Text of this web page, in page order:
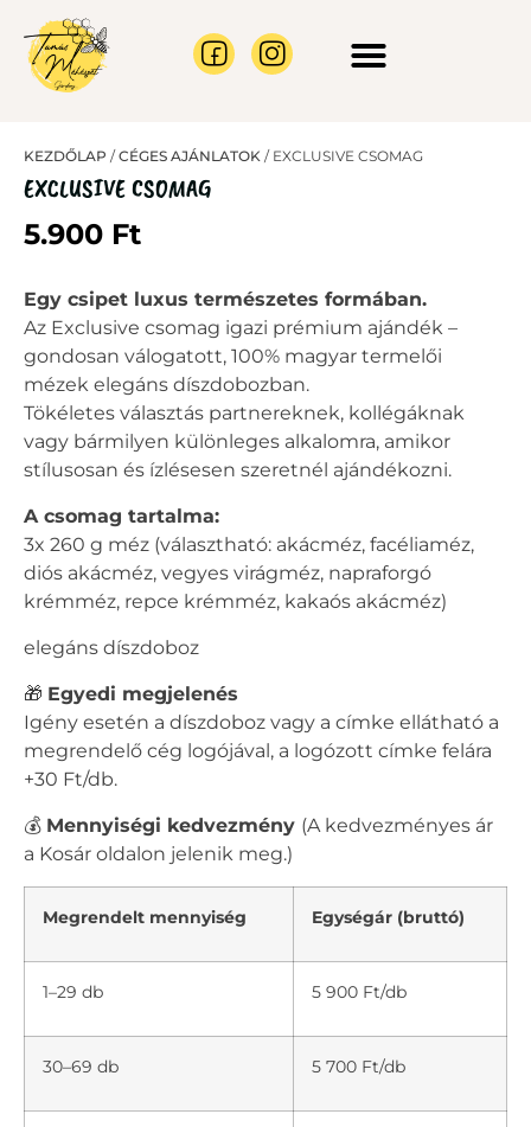
KEZDŐLAP /CÉGES AJÁNLATOK / EXCLUSIVE CSOMAG
EXCLUSIVE CSOMAG
5.900 Ft
Egy csipet luxus természetes formában.
Az Exclusive csomag igazi prémium ajándék –
gondosan válogatott, 100% magyar termelői
mézek elegáns díszdobozban.
Tökéletes választás partnereknek, kollégáknak
vagy bármilyen különleges alkalomra, amikor
stílusosan és ízlésesen szeretnél ajándékozni.
A csomag tartalma:
3x 260 g méz (választható: akácméz, facéliaméz,
diós akácméz, vegyes virágméz, napraforgó
krémméz, repce krémméz, kakaós akácméz)
elegáns díszdoboz
🎁 Egyedi megjelenés
Igény esetén a díszdoboz vagy a címke ellátható a
megrendelő cég logójával, a logózott címke felára
+30 Ft/db.
💰 Mennyiségi kedvezmény (A kedvezményes ár
a Kosár oldalon jelenik meg.)
Megrendelt mennyiség Egységár (bruttó)
1–29 db 5 900 Ft/db
30–69 db 5 700 Ft/db